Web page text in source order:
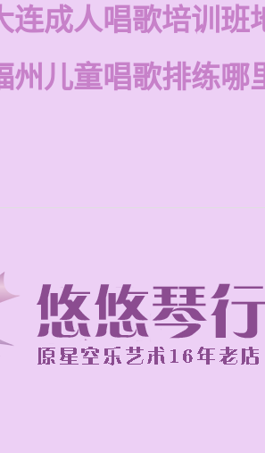
连成人唱歌培训班
州儿童唱歌排练哪